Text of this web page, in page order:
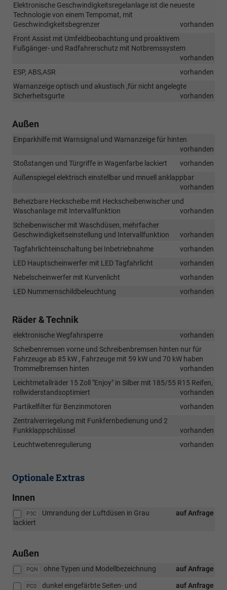
Elektronische Geschwindigkeitsregelanlage ist die neueste
Technologie von einem Tempomat, mit
Geschwindigkeitsbegrenzer
vorhanden
Front Assist mit Umfeldbeobachtung und proaktivem
Fußgänger- und Radfahrerschutz mit Notbremssystem
vorhanden
ESP, ABS,ASR
vorhanden
Warnanzeige optisch und akustisch ,für nicht angelegte
Sicherheitsgurte
vorhanden
Außen
Einparkhilfe mit Warnsignal und Warnanzeige für hinten
vorhanden
Stoßstangen und Türgriffe in Wagenfarbe lackiert
vorhanden
Außenspiegel elektrisch einstellbar und mnuell anklappbar
vorhanden
Beheizbare Heckscheibe mit Heckscheibenwischer und
Waschanlage mit Intervallfunktion
vorhanden
Scheibenwischer mit Waschdüsen, mehrfacher
Geschwindigkeitseinstellung und Intervallfunktion
vorhanden
Tagfahrlichteinschaltung bei Inbetriebnahme
vorhanden
LED Hauptscheinwerfer mit LED Tagfahrlicht
vorhanden
Nebelscheinwerfer mit Kurvenlicht
vorhanden
LED Nummernschildbeleuchtung
vorhanden
Räder & Technik
elektronische Wegfahrsperre
vorhanden
Scheibenremsen vorne und Schreibenbremsen hinten nur für
Fahrzeuge ab 85 kW , Fahrzeuge mit 59 kW und 70 kW haben
Trommelbremsen hinten
vorhanden
Leichtmetallräder 15 Zoll "Enjoy" in Silber mit 185/55 R15 Reifen,
rollwiderstandsoptimiert
vorhanden
Partikelfilter für Benzinmotoren
vorhanden
Zentralverriegelung mit Funkfernbedienung und 2
Funkklappschlüssel
vorhanden
Leuchtweitenregulierung
vorhanden
Optionale Extras
Innen
P3C auf Anfrage
Umrandung der Luftdüsen in Grau
lackiert
Außen
PQN auf Anfrage
ohne Typen und Modellbezeichnung
PC0 auf Anfrage
dunkel eingefärbte Seiten- und